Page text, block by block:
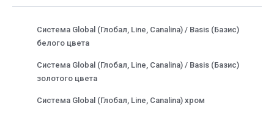
Система Global (Глобал, Line, Canalina) / Basis (Базис)
белого цвета
Система Global (Глобал, Line, Canalina) / Basis (Базис)
золотого цвета
Система Global (Глобал, Line, Canalina) хром